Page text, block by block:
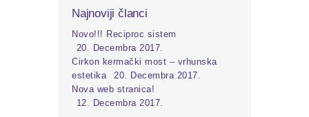
Najnoviji članci
Novo!!! Reciproc sistem
20. Decembra 2017.
Cirkon kermački most – vrhunska
estetika
20. Decembra 2017.
Nova web stranica!
12. Decembra 2017.